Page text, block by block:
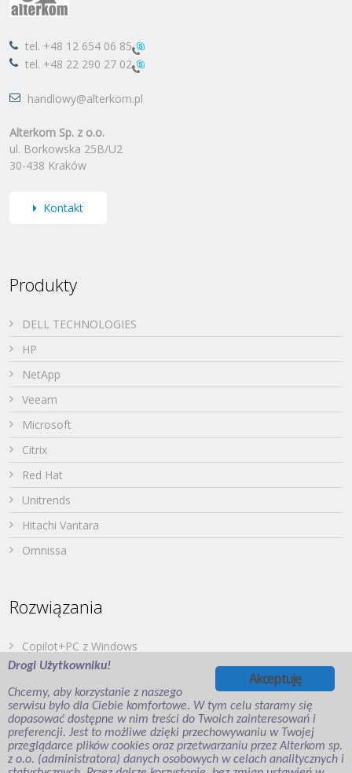
tel. +48 12 654 06 85
tel. +48 22 290 27 02
handlowy@alterkom.pl
Alterkom Sp. z o.o.
ul. Borkowska 25B/U2
30-438 Kraków
Kontakt
Produkty
DELL TECHNOLOGIES
HP
NetApp
Veeam
Microsoft
Citrix
Red Hat
Unitrends
Hitachi Vantara
Omnissa
Rozwiązania
Copilot+PC z Windows
Dell PowerStore
Druk z urządzeń mobilnych
Japońska Twierdza – Hitachi Vantara
Wirtualizacja aplikacji i desktopów
Akceptuję
Drogi Użytkowniku!
Chcemy, aby korzystanie z naszego
serwisu było dla Ciebie komfortowe. W tym celu staramy się
dopasować dostępne w nim treści do Twoich zainteresowań i
preferencji. Jest to możliwe dzięki przechowywaniu w Twojej
przeglądarce plików cookies oraz przetwarzaniu przez Alterkom sp.
z o.o. (administratora) danych osobowych w celach analitycznych i